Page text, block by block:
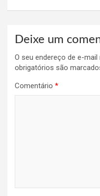
Deixe um
O seu endereço de e-
obrigatórios são
Comentário *